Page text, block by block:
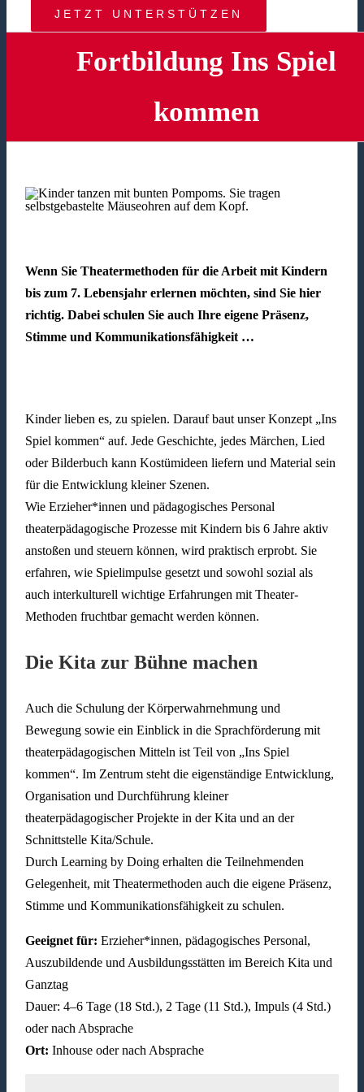
JETZT UNTERSTÜTZEN
Fortbildung Ins Spiel
kommen
Wenn Sie Theatermethoden für die Arbeit mit Kindern
bis zum 7. Lebensjahr erlernen möchten, sind Sie hier
richtig. Dabei schulen Sie auch Ihre eigene Präsenz,
Stimme und Kommunikationsfähigkeit …
Kinder lieben es, zu spielen. Darauf baut unser Konzept „Ins
Spiel kommen“ auf. Jede Geschichte, jedes Märchen, Lied
oder Bilderbuch kann Kostümideen liefern und Material sein
für die Entwicklung kleiner Szenen.
Wie Erzieher*innen und pädagogisches Personal
theaterpädagogische Prozesse mit Kindern bis 6 Jahre aktiv
anstoßen und steuern können, wird praktisch erprobt. Sie
erfahren, wie Spielimpulse gesetzt und sowohl sozial als
auch interkulturell wichtige Erfahrungen mit Theater-
Methoden fruchtbar gemacht werden können.
Die Kita zur Bühne machen
Auch die Schulung der Körperwahrnehmung und
Bewegung sowie ein Einblick in die Sprachförderung mit
theaterpädagogischen Mitteln ist Teil von „Ins Spiel
kommen“. Im Zentrum steht die eigenständige Entwicklung,
Organisation und Durchführung kleiner
theaterpädagogischer Projekte in der Kita und an der
Schnittstelle Kita/Schule.
Durch Learning by Doing erhalten die Teilnehmenden
Gelegenheit, mit Theatermethoden auch die eigene Präsenz,
Stimme und Kommunikationsfähigkeit zu schulen.
Geeignet für: Erzieher*innen, pädagogisches Personal,
Auszubildende und Ausbildungsstätten im Bereich Kita und
Ganztag
Dauer: 4–6 Tage (18 Std.), 2 Tage (11 Std.), Impuls (4 Std.)
oder nach Absprache
Ort: Inhouse oder nach Absprache